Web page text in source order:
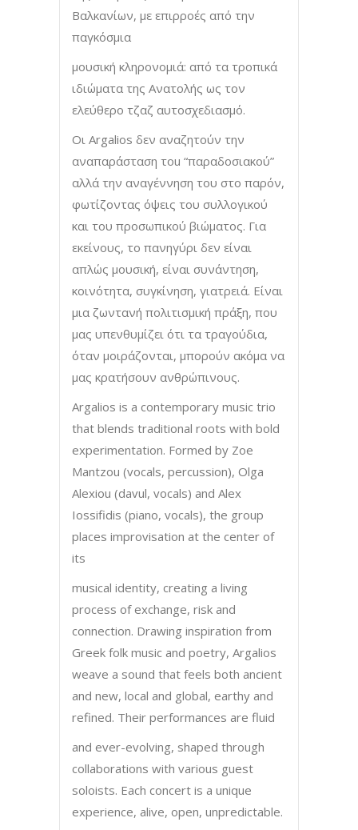
Βαλκανίων, με επιρροές από την
παγκόσμια
μουσική κληρονομιά: από τα τροπικά
ιδιώματα της Ανατολής ως τον
ελεύθερο τζαζ αυτοσχεδιασμό.
Οι Argalios δεν αναζητούν την
αναπαράσταση τοu “παραδοσιακού”
αλλά την αναγέννηση του στο παρόν,
φωτίζοντας όψεις του συλλογικού
και του προσωπικού βιώματος. Για
εκείνους, το πανηγύρι δεν είναι
απλώς μουσική, είναι συνάντηση,
κοινότητα, συγκίνηση, γιατρειά. Είναι
μια ζωντανή πολιτισμική πράξη, που
μας υπενθυμίζει ότι τα τραγούδια,
όταν μοιράζονται, μπορούν ακόμα να
μας κρατήσουν ανθρώπινους.
Argalios is a contemporary music trio
that blends traditional roots with bold
experimentation. Formed by Zoe
Mantzou (vocals, percussion), Olga
Alexiou (davul, vocals) and Alex
Iossifidis (piano, vocals), the group
places improvisation at the center of
its
musical identity, creating a living
process of exchange, risk and
connection. Drawing inspiration from
Greek folk music and poetry, Argalios
weave a sound that feels both ancient
and new, local and global, earthy and
refined. Their performances are fluid
and ever-evolving, shaped through
collaborations with various guest
soloists. Each concert is a unique
experience, alive, open, unpredictable.